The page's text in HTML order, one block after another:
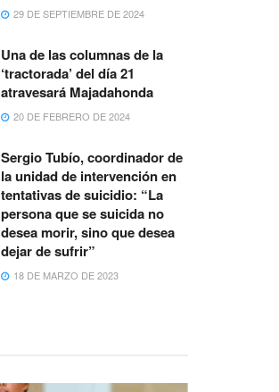
29 DE SEPTIEMBRE DE 2024
Una de las columnas de la
‘tractorada’ del día 21
atravesará Majadahonda
20 DE FEBRERO DE 2024
Sergio Tubío, coordinador de
la unidad de intervención en
tentativas de suicidio: “La
persona que se suicida no
desea morir, sino que desea
dejar de sufrir”
18 DE MARZO DE 2023